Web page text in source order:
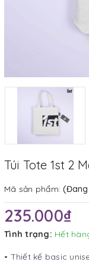
Túi Tote 1st 2
Mã sản phẩm:(Đang
235.000₫
Tình trạng: Hết
• Thiết kế basic